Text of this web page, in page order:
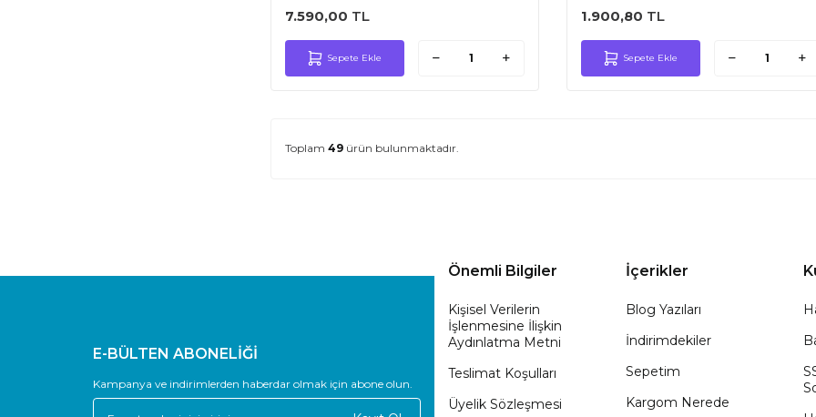
7.590,00 TL
Sepete Ekle
1.900,80 TL
Sepete Ekle
Toplam 49 ürün bulunmaktadır.
E-BÜLTEN ABONELİĞİ
Kampanya ve indirimlerden haberdar olmak için abone olun.
Önemli Bilgiler
Kişisel Verilerin
İşlenmesine İlişkin
Aydınlatma Metni
Teslimat Koşulları
Üyelik Sözleşmesi
İçerikler
Blog Yazıları
İndirimdekiler
Sepetim
Kargom Nerede